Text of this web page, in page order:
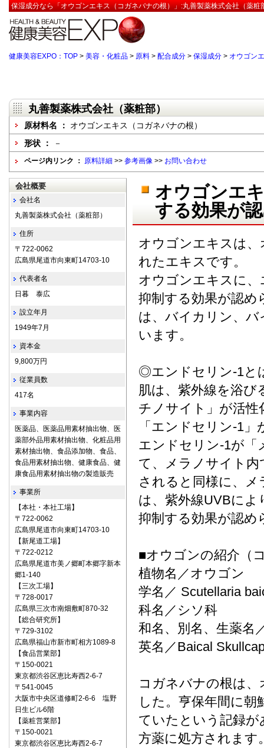
保湿成分なら「オウゴンエキス（コガネバナの根）」:丸善製薬株式会社（薬粧
健康美容EXPO：TOP > 美容・化粧品 > 原料 > 配合成分 > 保湿成分 > オウゴン
丸善製薬株式会社（薬粧部）
原材料名 ： オウゴンエキス（コガネバナの根）
形状 ：
－
ページ内リンク ： 原料詳細 >> 参考画像 >> お問い合わせ
オウゴンエ
する効果が
オウゴンエキスは
れたエキスです。
オウゴンエキスに
抑制する効果が認め
は、バイカリン、
います。
◎エンドセリン-1と
肌は、紫外線を浴び
チノサイト」が活性
「エンドセリン-1
エンドセリン-1が「
て、メラノサイト
されると同様に、
は、紫外線UVBに
抑制する効果が認め
■オウゴンの紹介（
植物名／オウゴン
学名／ Scutellaria
科名／シソ科
和名、別名、生薬名
英名／Baical
コガネバナの根は
した。亨保年間に
ていたという記録が
方薬に処方されます
会社概要
会社名
丸善製薬株式会社（薬粧部）
住所
〒722-0062
広島県尾道市向東町14703-10
代表者名
日暮 泰広
設立年月
1949年7月
資本金
9,800万円
従業員数
417名
事業内容
医薬品、医薬品用素材抽出物、医
薬部外品用素材抽出物、化粧品用
素材抽出物、食品添加物、食品、
食品用素材抽出物、健康食品、健
康食品用素材抽出物の製造販売
事業所
【本社・本社工場】
〒722‐0062
広島県尾道市向東町14703-10
【新尾道工場】
〒722‐0212
広島県尾道市美ノ郷町本郷字新本
郷1-140
【三次工場】
〒728-0017
広島県三次市南畑敷町870-32
【総合研究所】
〒729-3102
広島県福山市新市町相方1089-8
【食品営業部】
〒150‐0021
東京都渋谷区恵比寿西2-6-7
〒541‐0045
大阪市中央区道修町2-6-6 塩野
日生ビル6階
【薬粧営業部】
〒150‐0021
東京都渋谷区恵比寿西2-6-7